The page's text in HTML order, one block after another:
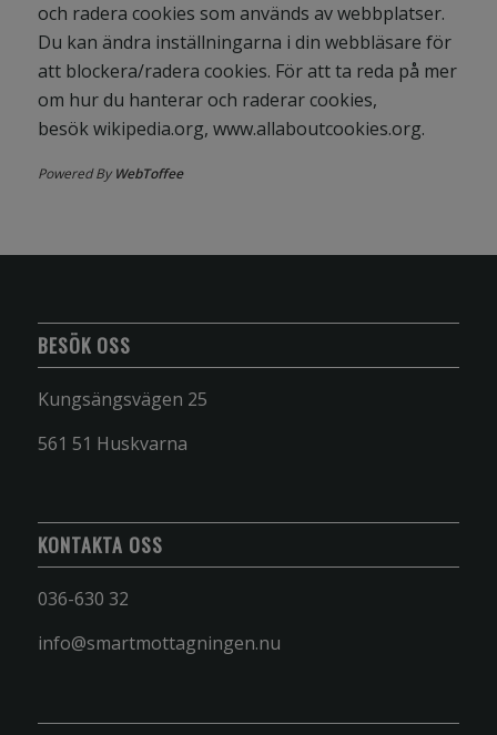
och radera cookies som används av webbplatser.
Du kan ändra inställningarna i din webbläsare för
att blockera/radera cookies. För att ta reda på mer
om hur du hanterar och raderar cookies,
besök wikipedia.org, www.allaboutcookies.org.
Powered By WebToffee
BESÖK OSS
Kungsängsvägen 25
561 51 Huskvarna
KONTAKTA OSS
036-630 32
info@smartmottagningen.nu